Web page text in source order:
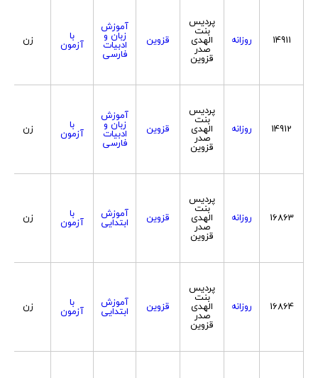
14911 روزانه
پردیس
بنت
الهدی
صدر
قزوین
قزوین
آموزش
زبان و
ادبیات
فارسی
با
آزمون زن
14912 روزانه
پردیس
بنت
الهدی
صدر
قزوین
قزوین
آموزش
زبان و
ادبیات
فارسی
با
آزمون زن
16863 روزانه
پردیس
بنت
الهدی
صدر
قزوین
قزوین آموزش
ابتدایی
با
آزمون زن
16864 روزانه
پردیس
بنت
الهدی
صدر
قزوین
قزوین آموزش
ابتدایی
با
آزمون زن